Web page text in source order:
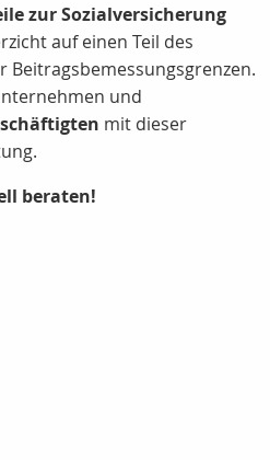
zur Sozialversicherung
auf einen Teil des
Beitragsbemessungsgrenzen.
und
mit dieser
beraten!